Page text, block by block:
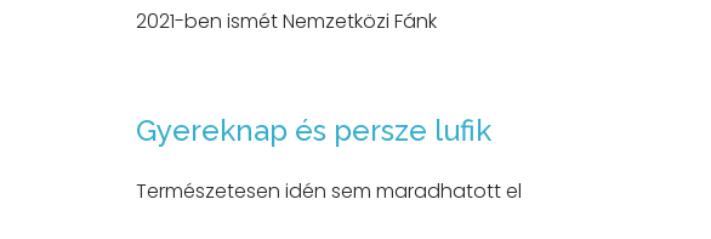
2021-ben ismét Nemzetközi Fánk
Gyereknap és persze lufik
Természetesen idén sem maradhatott el